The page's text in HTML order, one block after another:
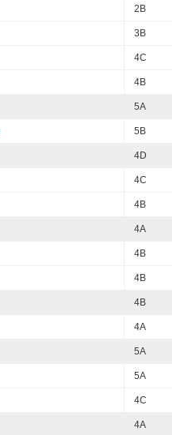
2B
3B
4C
4B
5A
5B
4D
4C
4B
4A
4B
4B
4B
4A
5A
5A
4C
4A